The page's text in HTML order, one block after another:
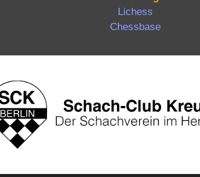
Lichess
Chessbase